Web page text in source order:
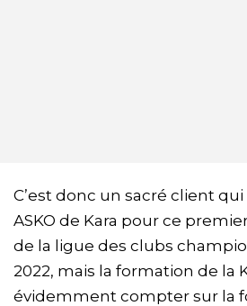
C’est donc un sacré client
ASKO de Kara pour ce
de la ligue des clubs
2022, mais la formation de la
évidemment compter sur la